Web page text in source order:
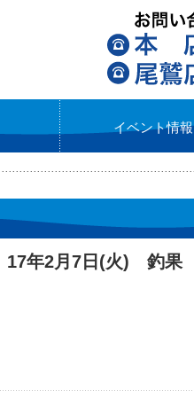
イベント情報
17年2月7日(火) 釣果